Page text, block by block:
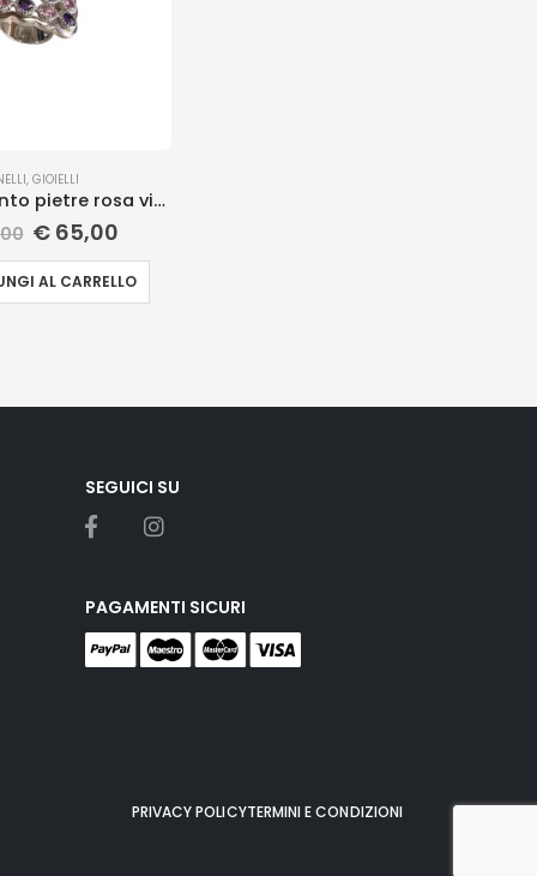
,GIOIELLI
Anello argento pietre rosa viola
€65,00
AL CARRELLO
SEGUICI SU
PAGAMENTI SICURI
PRIVACY POLICYTERMINI E CONDIZIONI